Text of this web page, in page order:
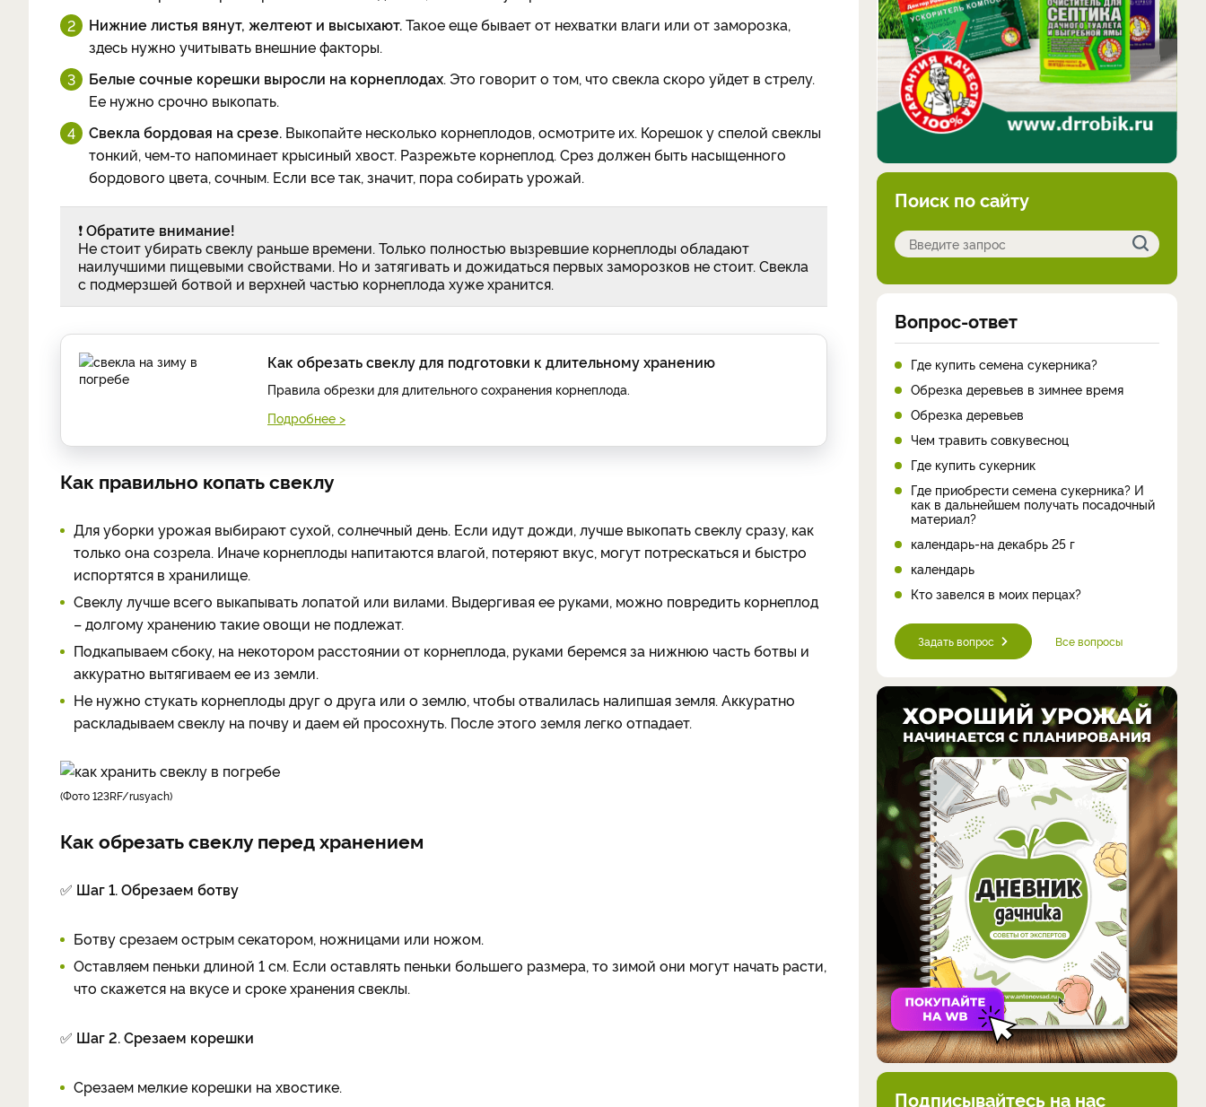
Нижние листья вянут, желтеют и высыхают.Такое еще бывает от нехватки влаги или от заморозка,
здесь нужно учитывать внешние факторы.
Белые сочные корешки выросли на корнеплодах. Это говорит о том, что свекла скоро уйдет в стрелу.
Ее нужно срочно выкопать.
Свекла бордовая на срезе. Выкопайте несколько корнеплодов, осмотрите их. Корешок у спелой свеклы
тонкий, чем-то напоминает крысиный хвост. Разрежьте корнеплод. Срез должен быть насыщенного
бордового цвета, сочным. Если все так, значит, пора собирать урожай.
❗Обратите внимание!
Не стоит убирать свеклу раньше времени. Только полностью вызревшие корнеплоды обладают
наилучшими пищевыми свойствами. Но и затягивать и дожидаться первых заморозков не стоит. Свекла
с подмерзшей ботвой и верхней частью корнеплода хуже хранится.
Как обрезать свеклу для подготовки к длительному хранению
Правила обрезки для длительного сохранения корнеплода.
Подробнее >
Как правильно копать свеклу
Для уборки урожая выбирают сухой, солнечный день. Если идут дожди, лучше выкопать свеклу сразу, как
только она созрела. Иначе корнеплоды напитаются влагой, потеряют вкус, могут потрескаться и быстро
испортятся в хранилище.
Свеклу лучше всего выкапывать лопатой или вилами. Выдергивая ее руками, можно повредить корнеплод
– долгому хранению такие овощи не подлежат.
Подкапываем сбоку, на некотором расстоянии от корнеплода, руками беремся за нижнюю часть ботвы и
аккуратно вытягиваем ее из земли.
Не нужно стукать корнеплоды друг о друга или о землю, чтобы отвалилась налипшая земля. Аккуратно
раскладываем свеклу на почву и даем ей просохнуть. После этого земля легко отпадает.
(фото 123RF/rusyach)
Как обрезать свеклу перед хранением
✅ Шаг 1. Обрезаем ботву
Ботву срезаем острым секатором, ножницами или ножом.
Оставляем пеньки длиной 1 см. Если оставлять пеньки большего размера, то зимой они могут начать расти,
что скажется на вкусе и сроке хранения свеклы.
✅ Шаг 2. Срезаем корешки
Срезаем мелкие корешки на хвостике.
Поиск по сайту
Вопрос-ответ
Где купить семена сукерника?
Обрезка деревьев в зимнее время
Обрезка деревьев
Чем травить совкувесноц
Где купить сукерник
Где приобрести семена сукерника? И
как в дальнейшем получать посадочный
материал?
календарь-на декабрь 25 г
календарь
Кто завелся в моих перцах?
Задать вопрос Все вопросы
Подписывайтесь на нас